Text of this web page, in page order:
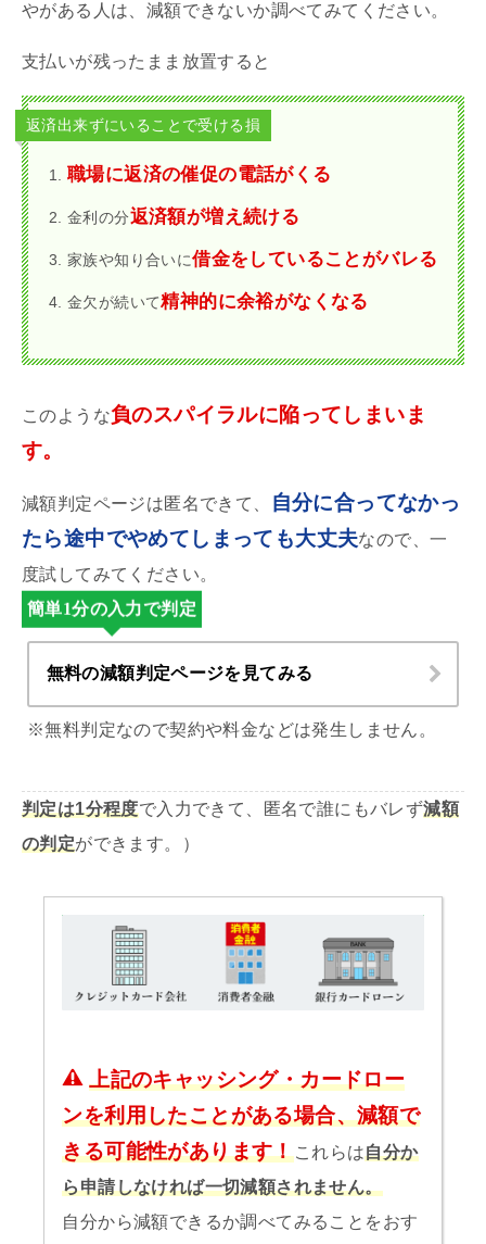
やがある人は、減額できないか調べてみてください。
支払いが残ったまま放置すると
返済出来ずにいることで受ける損
職場に返済の催促の電話がくる
金利の分返済額が増え続ける
家族や知り合いに借金をしていることがバレる
金欠が続いて精神的に余裕がなくなる
このような負のスパイラルに陥ってしまいま
す。
減額判定ページは匿名できて、
自分に合ってなかっ
たら途中でやめてしまっても大丈夫なので、一
度試してみてください。
簡単1分の入力で判定
無料の減額判定ページを見てみる
※無料判定なので契約や料金などは発生しません。
判定は1分程度で入力できて、匿名で誰にもバレず減額
の判定ができます。）
上記のキャッシング・カードロー
ンを利用したことがある場合、減額で
きる可能性があります！これらは自分か
ら申請しなければ一切減額されません。
自分から減額できるか調べてみることをおす